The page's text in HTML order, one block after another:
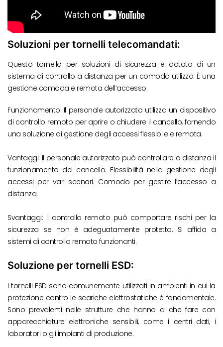
Soluzioni per tornelli telecomandati:
Questo tornello per soluzioni di sicurezza è dotato di un
sistema di controllo a distanza per un comodo utilizzo. È una
gestione comoda e remota dell’accesso.
Funzionamento: Il personale autorizzato utilizza un dispositivo
di controllo remoto per aprire o chiudere il cancello, fornendo
una soluzione di gestione degli accessi flessibile e remota.
Vantaggi: Il personale autorizzato può controllare a distanza il
funzionamento del cancello. Flessibilità nella gestione degli
accessi per vari scenari. Comodo per gestire l’accesso a
distanza.
Svantaggi: Il controllo remoto può comportare rischi per la
sicurezza se non è adeguatamente protetto. Si affida a
sistemi di controllo remoto funzionanti.
Soluzione per tornelli ESD:
I tornelli ESD sono comunemente utilizzati in ambienti in cui la
protezione contro le scariche elettrostatiche è fondamentale.
Sono prevalenti nelle strutture che hanno a che fare con
apparecchiature elettroniche sensibili, come i centri dati, i
laboratori o gli impianti di produzione.